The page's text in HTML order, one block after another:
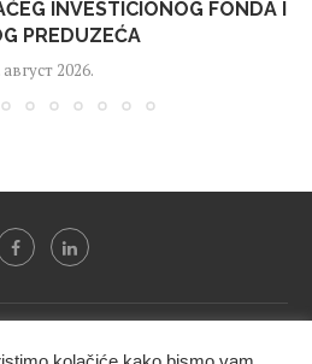
INVESTICIONOG FONDA I
PREDUZEĆA
август 2026.